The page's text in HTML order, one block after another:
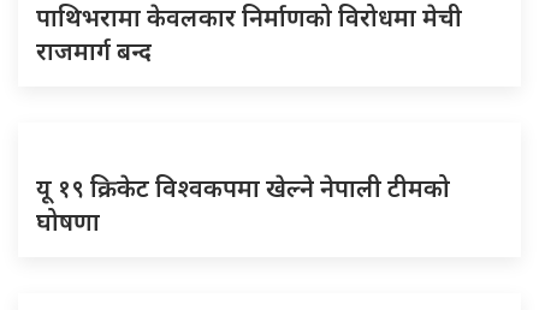
पाथिभरामा केवलकार निर्माणको विरोधमा मेची
राजमार्ग बन्द
यू १९ क्रिकेट विश्वकपमा खेल्ने नेपाली टीमको
घोषणा